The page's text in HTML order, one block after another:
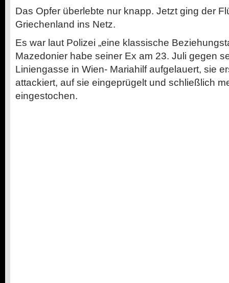
Das Opfer überlebte nur knapp. Jetzt ging der
Griechenland ins Netz.
Es war laut Polizei „eine klassische
Mazedonier habe seiner Ex am 23. Juli gegen
Liniengasse in Wien- Mariahilf aufgelauert, sie
attackiert, auf sie eingeprügelt und schließlich
eingestochen.